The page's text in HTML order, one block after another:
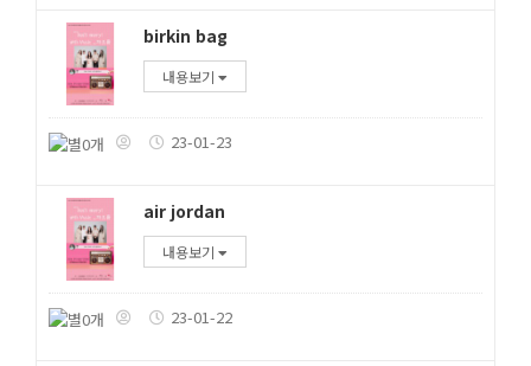
birkin bag
내용보기
23-01-23
air jordan
내용보기
23-01-22